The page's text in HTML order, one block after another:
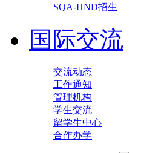
SQA-HND招生
国际交流
交流动态
工作通知
管理机构
学生交流
留学生中心
合作办学